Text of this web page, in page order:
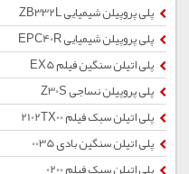
پلی پروپیلن شیمیایی ZB332L
پلی پروپیلن شیمیایی EPC40R
پلی اتیلن سنگین فیلم EX5
پلی پروپیلن نساجی Z30S
پلی اتیلن سبک فیلم 2102TX00
پلی اتیلن سنگین بادی 0035